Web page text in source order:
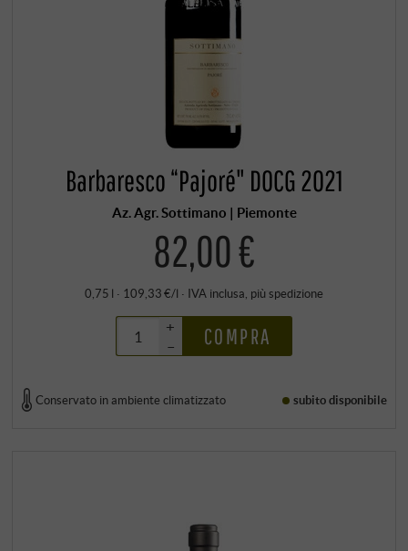
Barbaresco “Pajoré" DOCG 2021
Az. Agr. Sottimano | Piemonte
82,00 €
0,75 l · 109,33 €/l · IVA inclusa, più spedizione
+
–
COMPRA
Conservato in ambiente climatizzato subito disponibile